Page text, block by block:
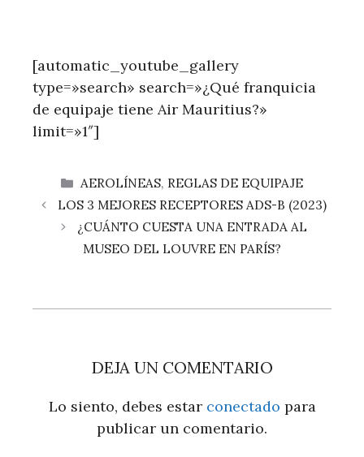
[automatic_youtube_gallery
type=»search» search=»¿Qué franquicia
de equipaje tiene Air Mauritius?»
limit=»1″]
CATEGORÍAS
AEROLÍNEAS, REGLAS DE EQUIPAJE
LOS 3 MEJORES RECEPTORES ADS-B (2023)
¿CUÁNTO CUESTA UNA ENTRADA AL
MUSEO DEL LOUVRE EN PARÍS?
DEJA UN COMENTARIO
Lo siento, debes estar conectado para
publicar un comentario.